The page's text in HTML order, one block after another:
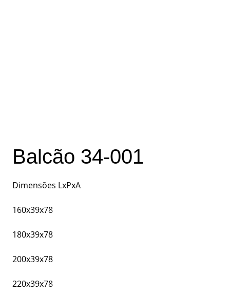
Balcão 34-001
Dimensões LxPxA
160x39x78
180x39x78
200x39x78
220x39x78